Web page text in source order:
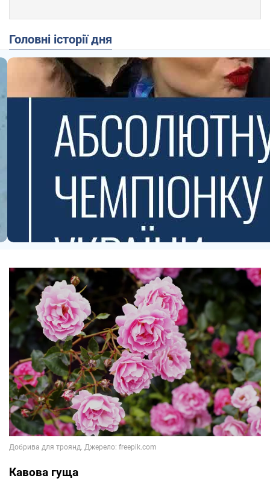
Головні історії дня
Кавова гуща